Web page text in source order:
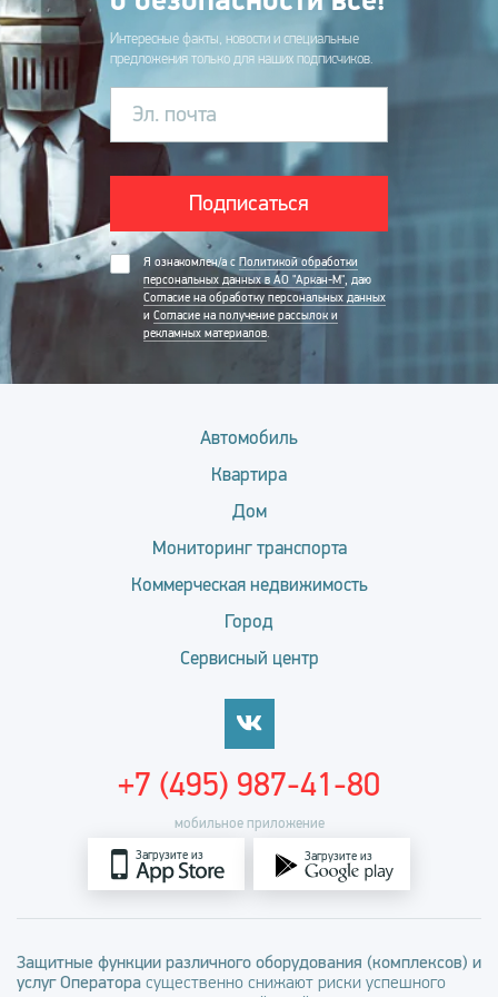
Интересные факты, новости и специальные
предложения только для наших подписчиков.
Эл. почта
Подписаться
Я ознакомлен/а с Политикой обработки
персональных данных в АО "Аркан-М" , даю
Согласие на обработку персональных данных
и Согласие на получение рассылок и
рекламных материалов
Автомобиль
Квартира
Дом
Мониторинг транспорта
Коммерческая недвижимость
Город
Сервисный центр
мобильное приложение
Загрузите из Загрузите из
+7 (495) 987-41-80
Защитные функции различного оборудования (комплексов) и
услуг Оператора существенно снижают риски успешного